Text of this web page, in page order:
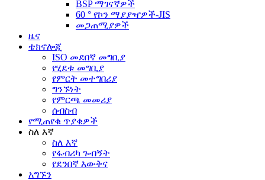
BSP ማገናኛዎች
60 ° የኮን ማያያዣዎች-JIS
መጋጠሚያዎች
ዜና
ቴክኖሎጂ
ISO መደበኛ መግቢያ
የሂደቱ መግቢያ
የምርት መተግበሪያ
ግንኙነት
የምርጫ መመሪያ
ሰብስብ
የሚጠየቁ ጥያቄዎች
ስለ እኛ
ስለ እኛ
የፋብሪካ ጉብኝት
የደንበኛ እውቅና
አግኙን